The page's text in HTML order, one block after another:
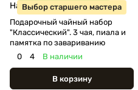
Выбор старшего мастера
Начислим+90 бонусов
Подарочный чайный набор
"Классический". 3 чая, пиала и
памятка по завариванию
0
4 В наличии
В корзину